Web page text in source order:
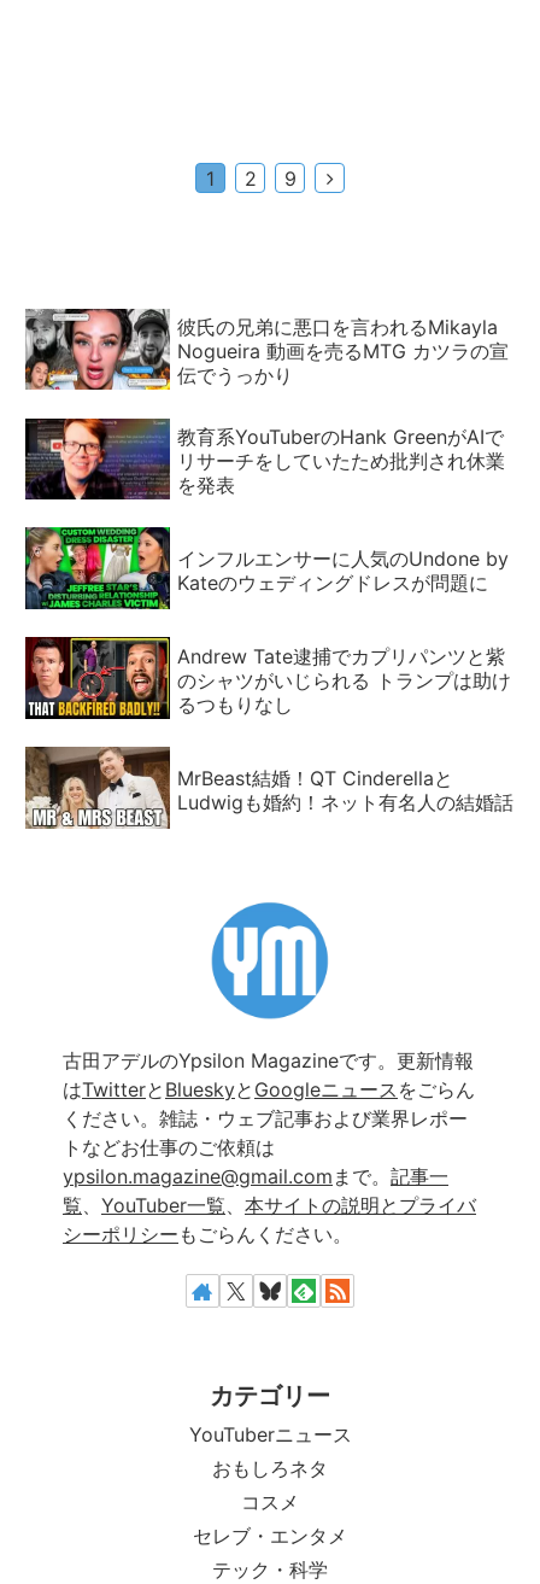
1 2 9
次
彼氏の兄弟に悪口を言われるMikayla
Nogueira 動画を売るMTG カツラの宣
伝でうっかり
教育系YouTuberのHank GreenがAIで
リサーチをしていたため批判され休業
を発表
インフルエンサーに人気のUndone by
Kateのウェディングドレスが問題に
Andrew Tate逮捕でカプリパンツと紫
のシャツがいじられる トランプは助け
るつもりなし
MrBeast結婚！QT Cinderellaと
Ludwigも婚約！ネット有名人の結婚話
古田アデルのYpsilon Magazineです。更新情報
はTwitterと Blueskyと Googleニュース をごらん
ください。雑誌・ウェブ記事および業界レポー
トなどお仕事のご依頼は
ypsilon.magazine@gmail.com まで。 記事一
覧、 YouTuber一覧、 本サイトの説明とプライバ
シーポリシー もごらんください。
カテゴリー
YouTuberニュース
おもしろネタ
コスメ
セレブ・エンタメ
テック・科学